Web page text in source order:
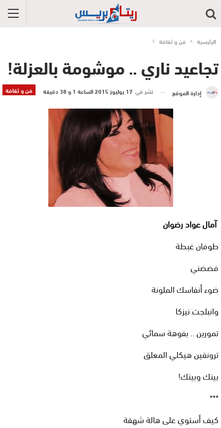
الرئيسية فن و ثقافة
تجاعيد ناري .. موشومة بالعزلة!
فن و ثقافة إدارة الموقع نشر في 17 يوليوز 2015 الساعة 1 و 38 دقيقة
آمال عواد رضوان
طوفان غبطة
فضضني
ضوء أنفاسك الملونة
وانبلجت نيزكا
تمورين .. بفوهة سمائي
ترونقين هيكلي المعلق
بينك وبينك!
***
كيف أستوي على هالة شهقة